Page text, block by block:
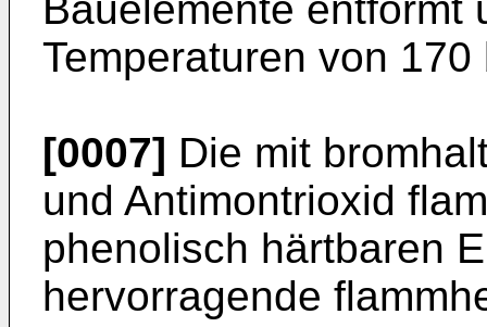
Temperaturen von
[0007] Die mit
und Antimontrioxid
phenolisch härtbaren
hervorragende